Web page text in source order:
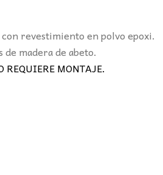
revestimiento en polvo epoxi.
de madera de abeto.
REQUIERE MONTAJE.